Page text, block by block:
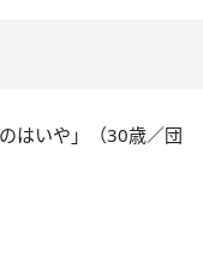
はいや」（30歳／団